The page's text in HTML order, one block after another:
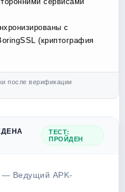
с
(криптография
после верификации
ТЕСТ:
ПРОЙДЕН
— Ведущий APK-